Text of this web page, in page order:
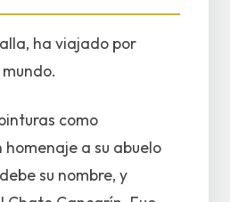
ha viajado por
como
homenaje a su abuelo
su nombre, y